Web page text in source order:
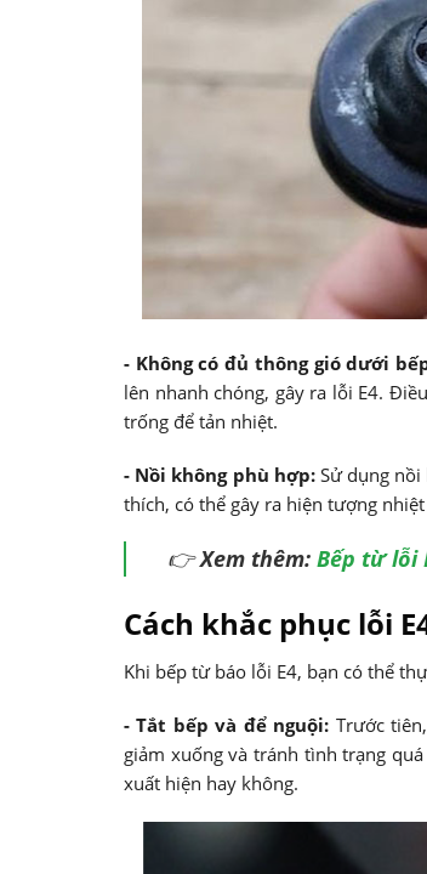
- Không có đủ thông gió dưới
lên nhanh chóng, gây ra lỗi E4.
trống để tản nhiệt.
- Nồi không phù hợp:Sử dụng nồi
thích, có thể gây ra hiện tượng
👉Xem thêm:Bếp từ lỗi
Cách khắc phục lỗi
Khi bếp từ báo lỗi E4, bạn có thể
- Tắt bếp và để nguội: Trước
giảm xuống và tránh tình trạng
xuất hiện hay không.